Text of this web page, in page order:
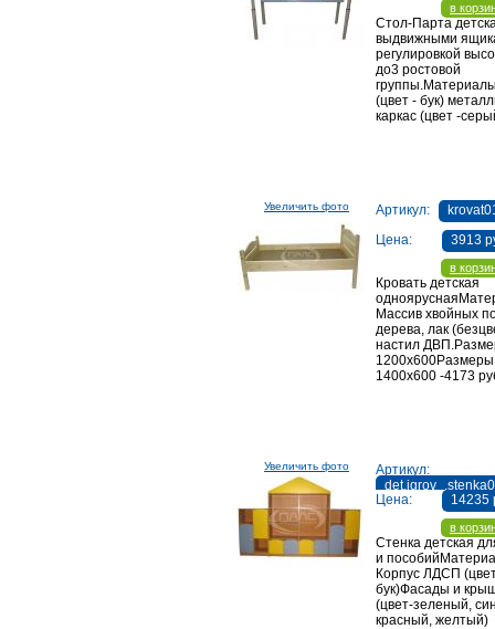
в
Стол-Парта
выдвижными
регулировкой
до3 ростовой
(цвет - бук)
каркас (цвет -
Увеличить фото Артикул:
Цена:
3913
в
Кровать детская
Массив хвойных
дерева, лак
настил
1400х600 -4173
Увеличить фото
Артикул:
Цена:
14235
в
Стенка детская
и
Корпус ЛДСП
бук)Фасады и
(цвет-зеленый,
красный, желтый)